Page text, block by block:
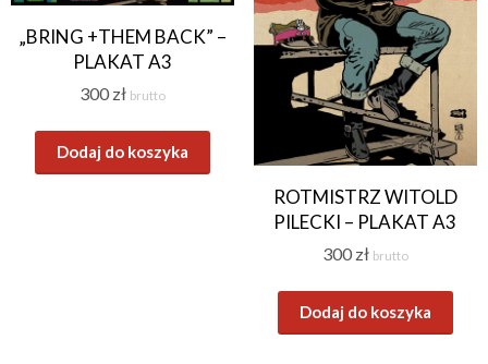
„BRING +THEM BACK” –
PLAKAT A3
300 zł brutto
Dodaj do koszyka
ROTMISTRZ WITOLD
PILECKI – PLAKAT A3
300 zł brutto
Dodaj do koszyka